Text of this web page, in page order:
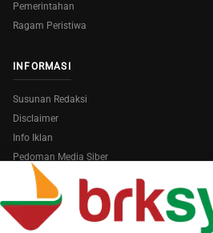
Pemerintahan
Ragam Peristiwa
INFORMASI
Susunan Redaksi
Disclaimer
Info Iklan
Pedoman Media Siber
Copyright © 2026 AmiraRiau.com